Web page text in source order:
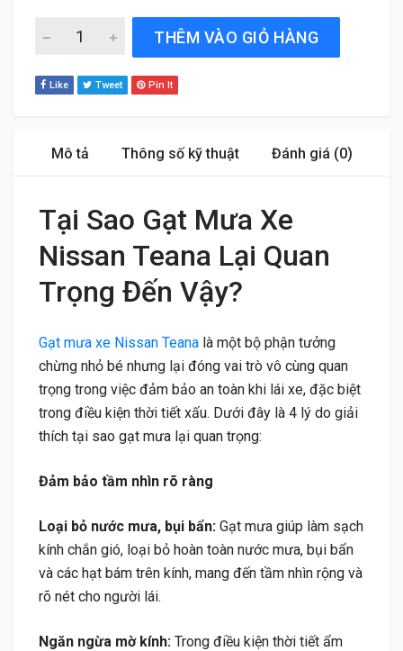
Gạt Mưa Xe Nissan Teana (2008 đến 2013) Silicone
THÊM VÀO GIỎ HÀNG
Like Tweet Pin It
Mô tả Thông số kỹ thuật Đánh giá (0)
Tại Sao Gạt Mưa Xe
Nissan Teana Lại Quan
Trọng Đến Vậy?
Gạt mưa xe Nissan Teana là một bộ phận tưởng
chừng nhỏ bé nhưng lại đóng vai trò vô cùng quan
trọng trong việc đảm bảo an toàn khi lái xe, đặc biệt
trong điều kiện thời tiết xấu. Dưới đây là 4 lý do giải
thích tại sao gạt mưa lại quan trọng:
Đảm bảo tầm nhìn rõ ràng
Loại bỏ nước mưa, bụi bẩn: Gạt mưa giúp làm sạch
kính chắn gió, loại bỏ hoàn toàn nước mưa, bụi bẩn
và các hạt bám trên kính, mang đến tầm nhìn rộng và
rõ nét cho người lái.
Ngăn ngừa mờ kính: Trong điều kiện thời tiết ẩm